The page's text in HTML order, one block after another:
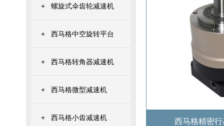
+ 螺旋式伞齿轮减速机
+ 西马格中空旋转平台
+ 西马格转角器减速机
+ 西马格微型减速机
+ 西马格小齿减速机 西马格精密